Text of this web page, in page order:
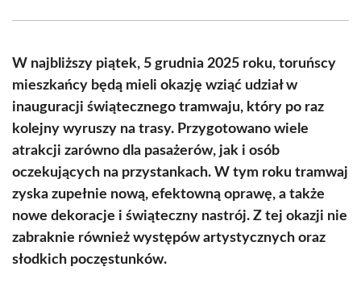
(Twitter)
W najbliższy piątek, 5 grudnia 2025 roku, toruńscy
mieszkańcy będą mieli okazję wziąć udział w
inauguracji świątecznego tramwaju, który po raz
kolejny wyruszy na trasy. Przygotowano wiele
atrakcji zarówno dla pasażerów, jak i osób
oczekujących na przystankach. W tym roku tramwaj
zyska zupełnie nową, efektowną oprawę, a także
nowe dekoracje i świąteczny nastrój. Z tej okazji nie
zabraknie również występów artystycznych oraz
słodkich poczęstunków.